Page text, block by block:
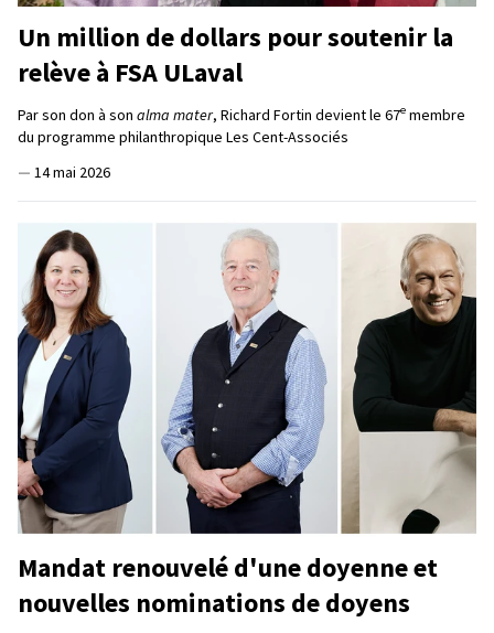
Un million de dollars pour soutenir la
relève à FSA ULaval
Par son don à son alma mater, Richard Fortin devient le 67e membre
du programme philanthropique Les Cent-Associés
— 14 mai 2026
Mandat renouvelé d'une doyenne et
nouvelles nominations de doyens